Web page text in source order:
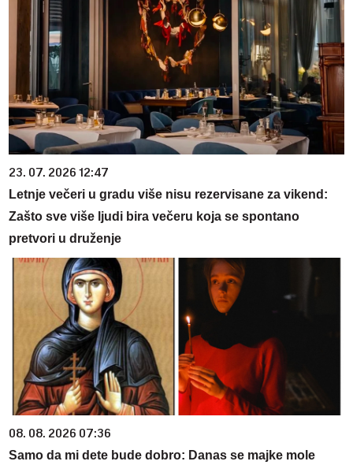
23. 07. 2026 12:47
Letnje večeri u gradu više nisu rezervisane za vikend:
Zašto sve više ljudi bira večeru koja se spontano
pretvori u druženje
08. 08. 2026 07:36
Samo da mi dete bude dobro: Danas se majke mole